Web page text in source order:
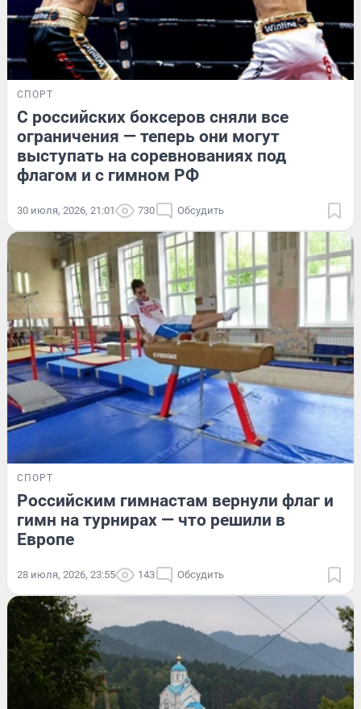
СПОРТ
С российских боксеров сняли все
ограничения — теперь они могут
выступать на соревнованиях под
флагом и с гимном РФ
30 июля, 2026, 21:01 730 Обсудить
СПОРТ
Российским гимнастам вернули флаг и
гимн на турнирах — что решили в
Европе
28 июля, 2026, 23:55 143 Обсудить